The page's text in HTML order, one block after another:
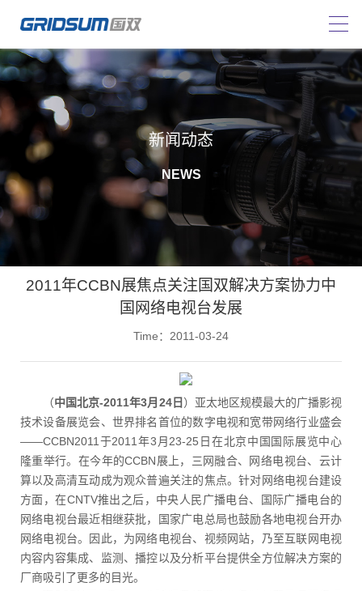
新闻动态
NEWS
2011年CCBN展焦点关注国双解决方案协力中
国网络电视台发展
Time：2011-03-24
（中国北京-2011年3月24日 ）亚太地区规模最大的广播影视
技术设备展览会、世界排名首位的数字电视和宽带网络行业盛会
——CCBN2011于2011年3月23-25日在北京中国国际展览中心
隆重举行。在今年的CCBN展上，三网融合、网络电视台、云计
算以及高清互动成为观众普遍关注的焦点。针对网络电视台建设
方面，在CNTV推出之后，中央人民广播电台、国际广播电台的
网络电视台最近相继获批，国家广电总局也鼓励各地电视台开办
网络电视台。因此，为网络电视台、视频网站，乃至互联网电视
内容内容集成、监测、播控以及分析平台提供全方位解决方案的
厂商吸引了更多的目光。